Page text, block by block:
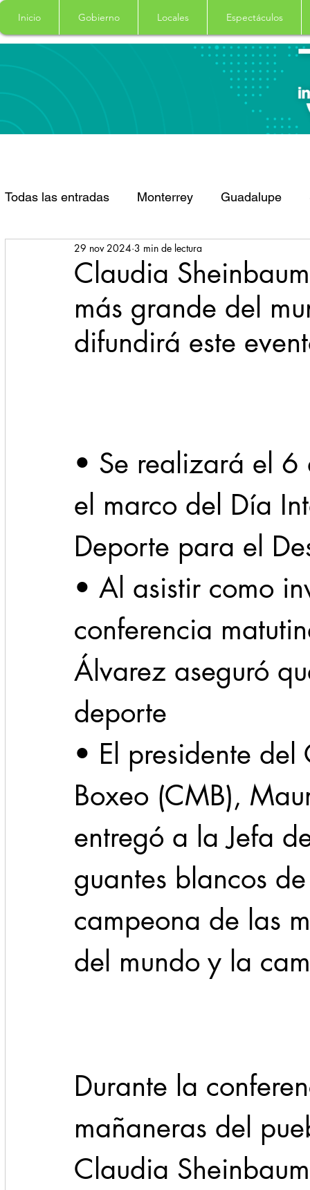
Inicio Gobierno Locales Espectáculos
Todas las entradas Monterrey Guadalupe
Santa Catarina San Pedro Garza Garcia
Espectaculos Clima Principal Salud
Claudia
más grande del
difundirá este
29 nov 2024 3 min de lectura
• Se realizará el
el marco del Día
Deporte para el
• Al asistir como
conferencia
Álvarez aseguró
deporte
• El presidente
Boxeo (CMB),
entregó a la Jefa
guantes blancos
campeona de las
del mundo y la
Durante la
mañaneras del
Claudia